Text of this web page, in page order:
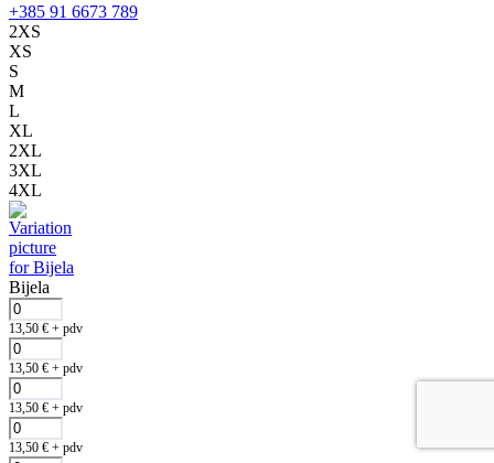
+385 91 6673 789
2XS
XS
S
M
L
XL
2XL
3XL
4XL
Bijela
13,50 € + pdv
13,50 € + pdv
13,50 € + pdv
13,50 € + pdv